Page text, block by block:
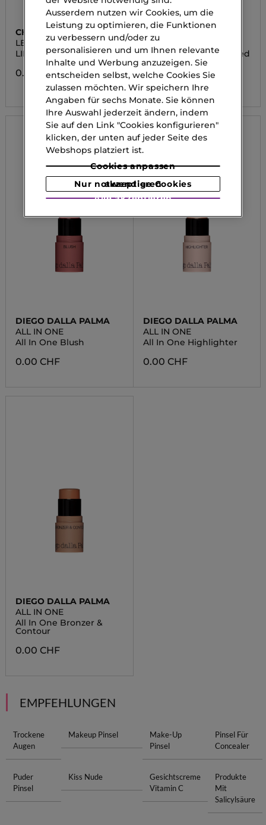
CHANEL
LES BEIGES PALETTE
REGARD BELL
LIDSCHATTEN
0.00 CHF
DIEGO DALLA PALMA
BRUSH
Multifunctional Rounded
Eye Brush
0.00 CHF
DIEGO DALLA PALMA
ALL IN ONE
All In One Blush
0.00 CHF
DIEGO DALLA PALMA
ALL IN ONE
All In One Highlighter
0.00 CHF
DIEGO DALLA PALMA
ALL IN ONE
All In One Bronzer &
Contour
0.00 CHF
EMPFEHLUNGEN
Trockene
Augen
Makeup Pinsel
Make-Up
Pinsel
Pinsel Für
Concealer
Puder
Pinsel
Kiss Nude
Gesichtscreme
Vitamin C
Produkte
Mit
Salicylsäure
Ausserdem nutzen wir Cookies, um die
Leistung zu optimieren, die Funktionen
zu verbessern und/oder zu
personalisieren und um Ihnen relevante
Inhalte und Werbung anzuzeigen. Sie
entscheiden selbst, welche Cookies Sie
zulassen möchten. Wir speichern Ihre
Angaben für sechs Monate. Sie können
Ihre Auswahl jederzeit ändern, indem
Sie auf den Link "Cookies konfigurieren"
klicken, der unten auf jeder Seite des
Webshops platziert ist.
Cookies anpassen
Nur notwendige Cookies akzeptieren
Alle akzeptieren